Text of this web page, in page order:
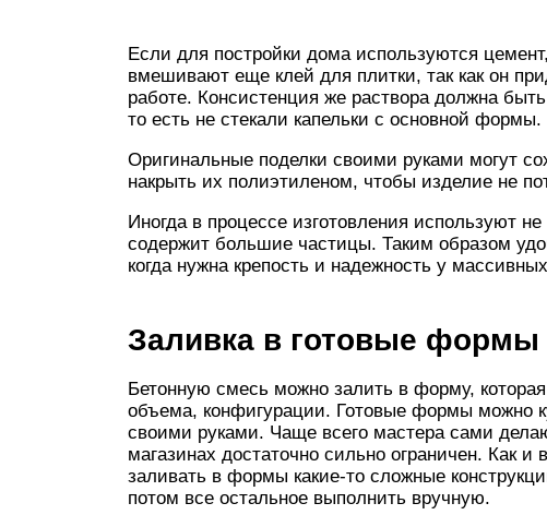
Если для постройки дома используются
вмешивают еще клей для плитки, так как он
работе. Консистенция же раствора должна
то есть не стекали капельки с основной формы.
Оригинальные поделки своими руками могут
накрыть их полиэтиленом, чтобы изделие не
Иногда в процессе изготовления используют
содержит большие частицы. Таким образом
когда нужна крепость и надежность у
Заливка в готовые формы
Бетонную смесь можно залить в форму,
объема, конфигурации. Готовые формы можно
своими руками. Чаще всего мастера сами
магазинах достаточно сильно ограничен. Как и
заливать в формы какие-то сложные
потом все остальное выполнить вручную.